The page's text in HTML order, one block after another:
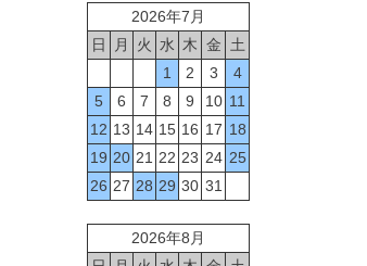
2026年7月
日
月 火 水 木 金
土
1
2 3
4
5
6 7 8 9 10 11
12 13 14 15 16 17 18
19 20 21 22 23 24 25
26 27 28 29 30 31
2026年8月